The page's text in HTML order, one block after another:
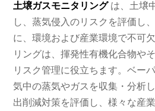
土壌ガスモニタリングは、土壌
し、蒸気侵入のリスクを評価し
に、環境および産業環境で不可
リングは、揮発性有機化合物や
リスク管理に役立ちます。ベー
気中の蒸気やガスを収集・分析
出削減対策を評価し、様々な産